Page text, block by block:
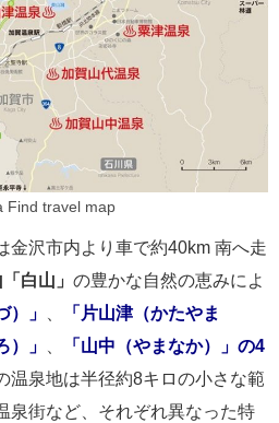
Find travel map
金沢市内より車で約40km 南へ走
白山」 の豊かな自然の恵みによ
）」 、
「片山津（かたやま
）」 、
「山中（やまなか）」の4
温泉地は半径約8キロの小さな範
泉街など、それぞれ異なった特